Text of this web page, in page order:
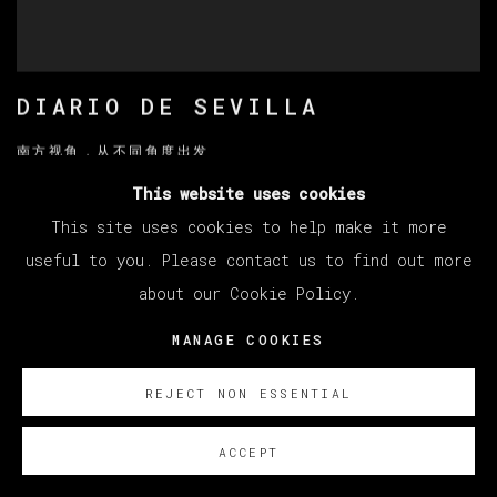
DIARIO DE SEVILLA
南方视角，从不同角度出发
This website uses cookies
This site uses cookies to help make it more
useful to you. Please contact us to find out more
about our Cookie Policy.
MANAGE COOKIES
REJECT NON ESSENTIAL
ACCEPT